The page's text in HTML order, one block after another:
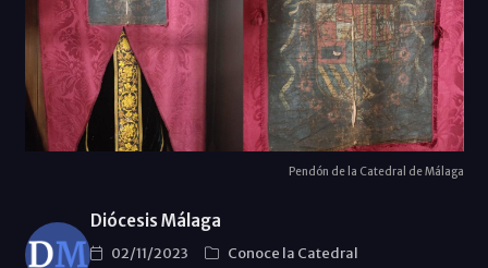
Pendón de la Catedral de Málaga
Diócesis Málaga
02/11/2023
Conoce la Catedral